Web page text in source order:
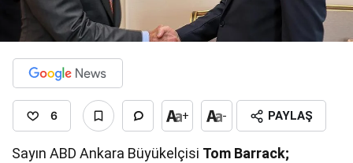
6 + - PAYLAŞ
Sayın ABD Ankara Büyükelçisi Tom Barrack;